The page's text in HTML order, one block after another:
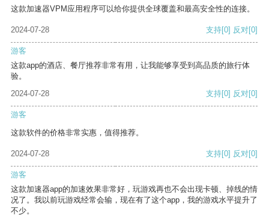
这款加速器VPM应用程序可以给你提供全球覆盖和最高安全性的连接。
2024-07-28 支持[0] 反对[0]
游客
这款app的酒店、餐厅推荐非常有用，让我能够享受到高品质的旅行体
验。
2024-07-28
支持[0] 反对[0]
游客
这款软件的价格非常实惠，值得推荐。
2024-07-28 支持[0] 反对[0]
游客
这款加速器app的加速效果非常好，玩游戏再也不会出现卡顿、掉线的情
况了。我以前玩游戏经常会输，现在有了这个app，我的游戏水平提升了
不少。